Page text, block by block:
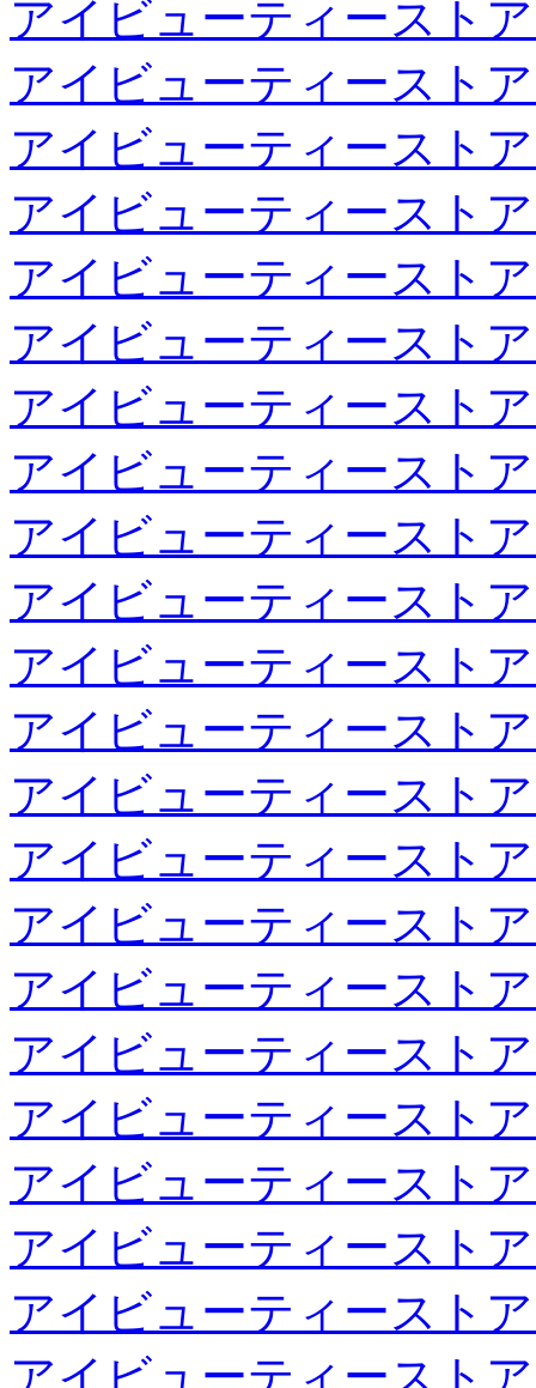
アイビューティースト
アイビューティースト
アイビューティースト
アイビューティースト
アイビューティースト
アイビューティースト
アイビューティースト
アイビューティースト
アイビューティースト
アイビューティースト
アイビューティースト
アイビューティースト
アイビューティースト
アイビューティースト
アイビューティースト
アイビューティースト
アイビューティースト
アイビューティースト
アイビューティースト
アイビューティースト
アイビューティースト
アイビューティースト